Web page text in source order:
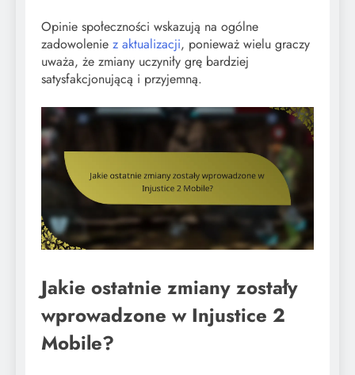
Opinie społeczności wskazują na ogólne
zadowolenie z aktualizacji, ponieważ wielu graczy
uważa, że zmiany uczyniły grę bardziej
satysfakcjonującą i przyjemną.
Jakie ostatnie zmiany zostały
wprowadzone w Injustice 2
Mobile?